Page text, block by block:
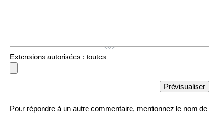
Extensions autorisées : toutes
Pour répondre à un autre commentaire, mentionnez le nom de